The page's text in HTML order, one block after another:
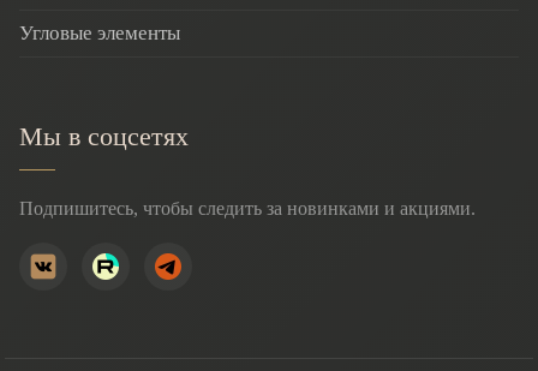
Угловые элементы
Мы в соцсетях
Подпишитесь, чтобы следить за новинками и акциями.